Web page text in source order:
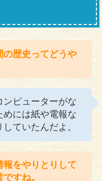
の歴史ってどうや
ンピューターがな
めには紙や電報な
ていたんだよ。
報をやりとりして
すね。